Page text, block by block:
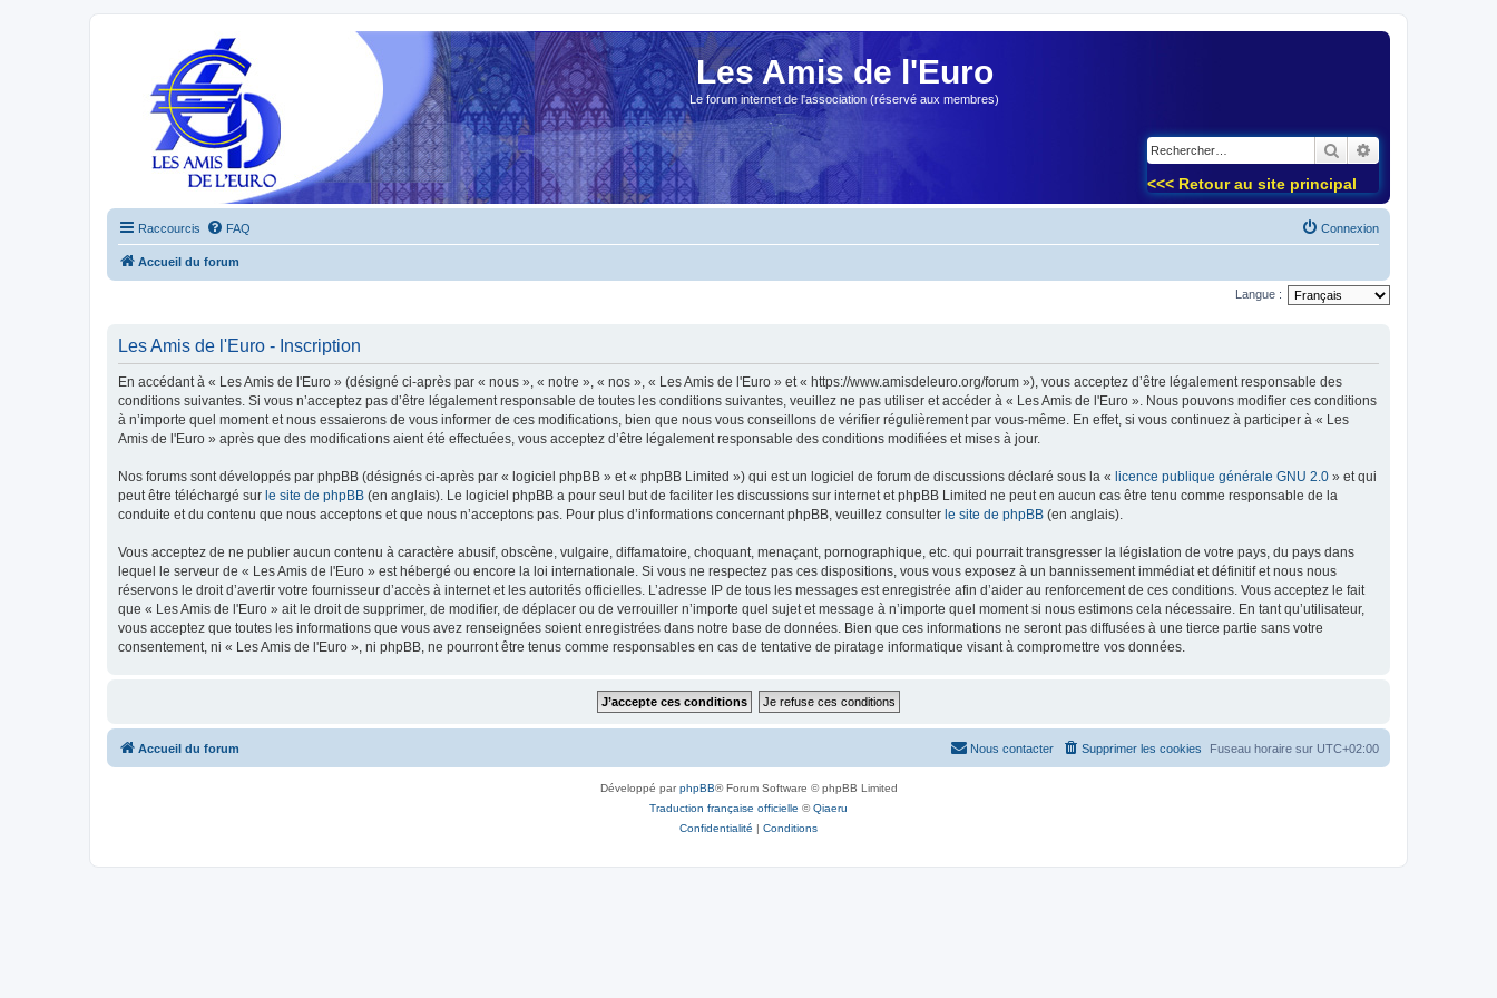
Les Amis de l'Euro
Le forum internet de l'association (réservé aux membres)
Rechercher
<<< Retour au site principal
Raccourcis FAQ Connexion
Accueil du forum
Langue :
Les Amis de l'Euro - Inscription
En accédant à « Les Amis de l'Euro » (désigné ci-après par « nous », « notre », « nos », « Les Amis de l'Euro » et « https://www.amisdeleuro.org/forum »), vous acceptez d’être légalement responsable des
conditions suivantes. Si vous n’acceptez pas d’être légalement responsable de toutes les conditions suivantes, veuillez ne pas utiliser et accéder à « Les Amis de l'Euro ». Nous pouvons modifier ces conditions
à n’importe quel moment et nous essaierons de vous informer de ces modifications, bien que nous vous conseillons de vérifier régulièrement par vous-même. En effet, si vous continuez à participer à « Les
Amis de l'Euro » après que des modifications aient été effectuées, vous acceptez d’être légalement responsable des conditions modifiées et mises à jour.
Nos forums sont développés par phpBB (désignés ci-après par « logiciel phpBB » et « phpBB Limited ») qui est un logiciel de forum de discussions déclaré sous la « licence publique générale GNU 2.0 » et qui
peut être téléchargé sur le site de phpBB (en anglais). Le logiciel phpBB a pour seul but de faciliter les discussions sur internet et phpBB Limited ne peut en aucun cas être tenu comme responsable de la
conduite et du contenu que nous acceptons et que nous n’acceptons pas. Pour plus d’informations concernant phpBB, veuillez consulter le site de phpBB (en anglais).
Vous acceptez de ne publier aucun contenu à caractère abusif, obscène, vulgaire, diffamatoire, choquant, menaçant, pornographique, etc. qui pourrait transgresser la législation de votre pays, du pays dans
lequel le serveur de « Les Amis de l'Euro » est hébergé ou encore la loi internationale. Si vous ne respectez pas ces dispositions, vous vous exposez à un bannissement immédiat et définitif et nous nous
réservons le droit d’avertir votre fournisseur d’accès à internet et les autorités officielles. L’adresse IP de tous les messages est enregistrée afin d’aider au renforcement de ces conditions. Vous acceptez le fait
que « Les Amis de l'Euro » ait le droit de supprimer, de modifier, de déplacer ou de verrouiller n’importe quel sujet et message à n’importe quel moment si nous estimons cela nécessaire. En tant qu’utilisateur,
vous acceptez que toutes les informations que vous avez renseignées soient enregistrées dans notre base de données. Bien que ces informations ne seront pas diffusées à une tierce partie sans votre
consentement, ni « Les Amis de l'Euro », ni phpBB, ne pourront être tenus comme responsables en cas de tentative de piratage informatique visant à compromettre vos données.
Accueil du forum Fuseau horaire sur UTC+02:00
Supprimer les cookies
Nous contacter
Développé parphpBB® Forum Software © phpBB Limited
Traduction française officielle ©Qiaeru
Confidentialité | Conditions